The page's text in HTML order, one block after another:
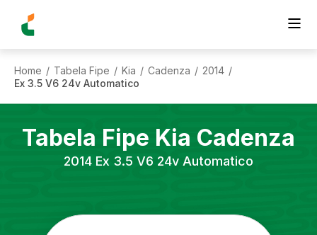
Home / Tabela Fipe / Kia / Cadenza / 2014 /
Ex 3.5 V6 24v Automatico
Tabela Fipe Kia Cadenza
2014 Ex 3.5 V6 24v Automatico